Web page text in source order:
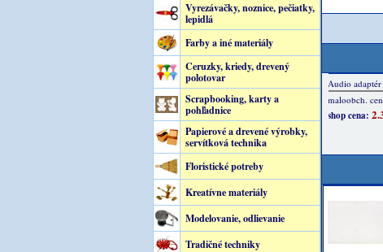
Vyrezávačky, noznice, pečiatky,
lepidlá
Farby a iné materiály
Ceruzky, kriedy, drevený
polotovar
Scrapbooking, karty a
pohľadnice
Papierové a drevené výrobky,
servítková technika
Floristické potreby
Kreatívne materiály
Modelovanie, odlievanie
Tradičné techniky